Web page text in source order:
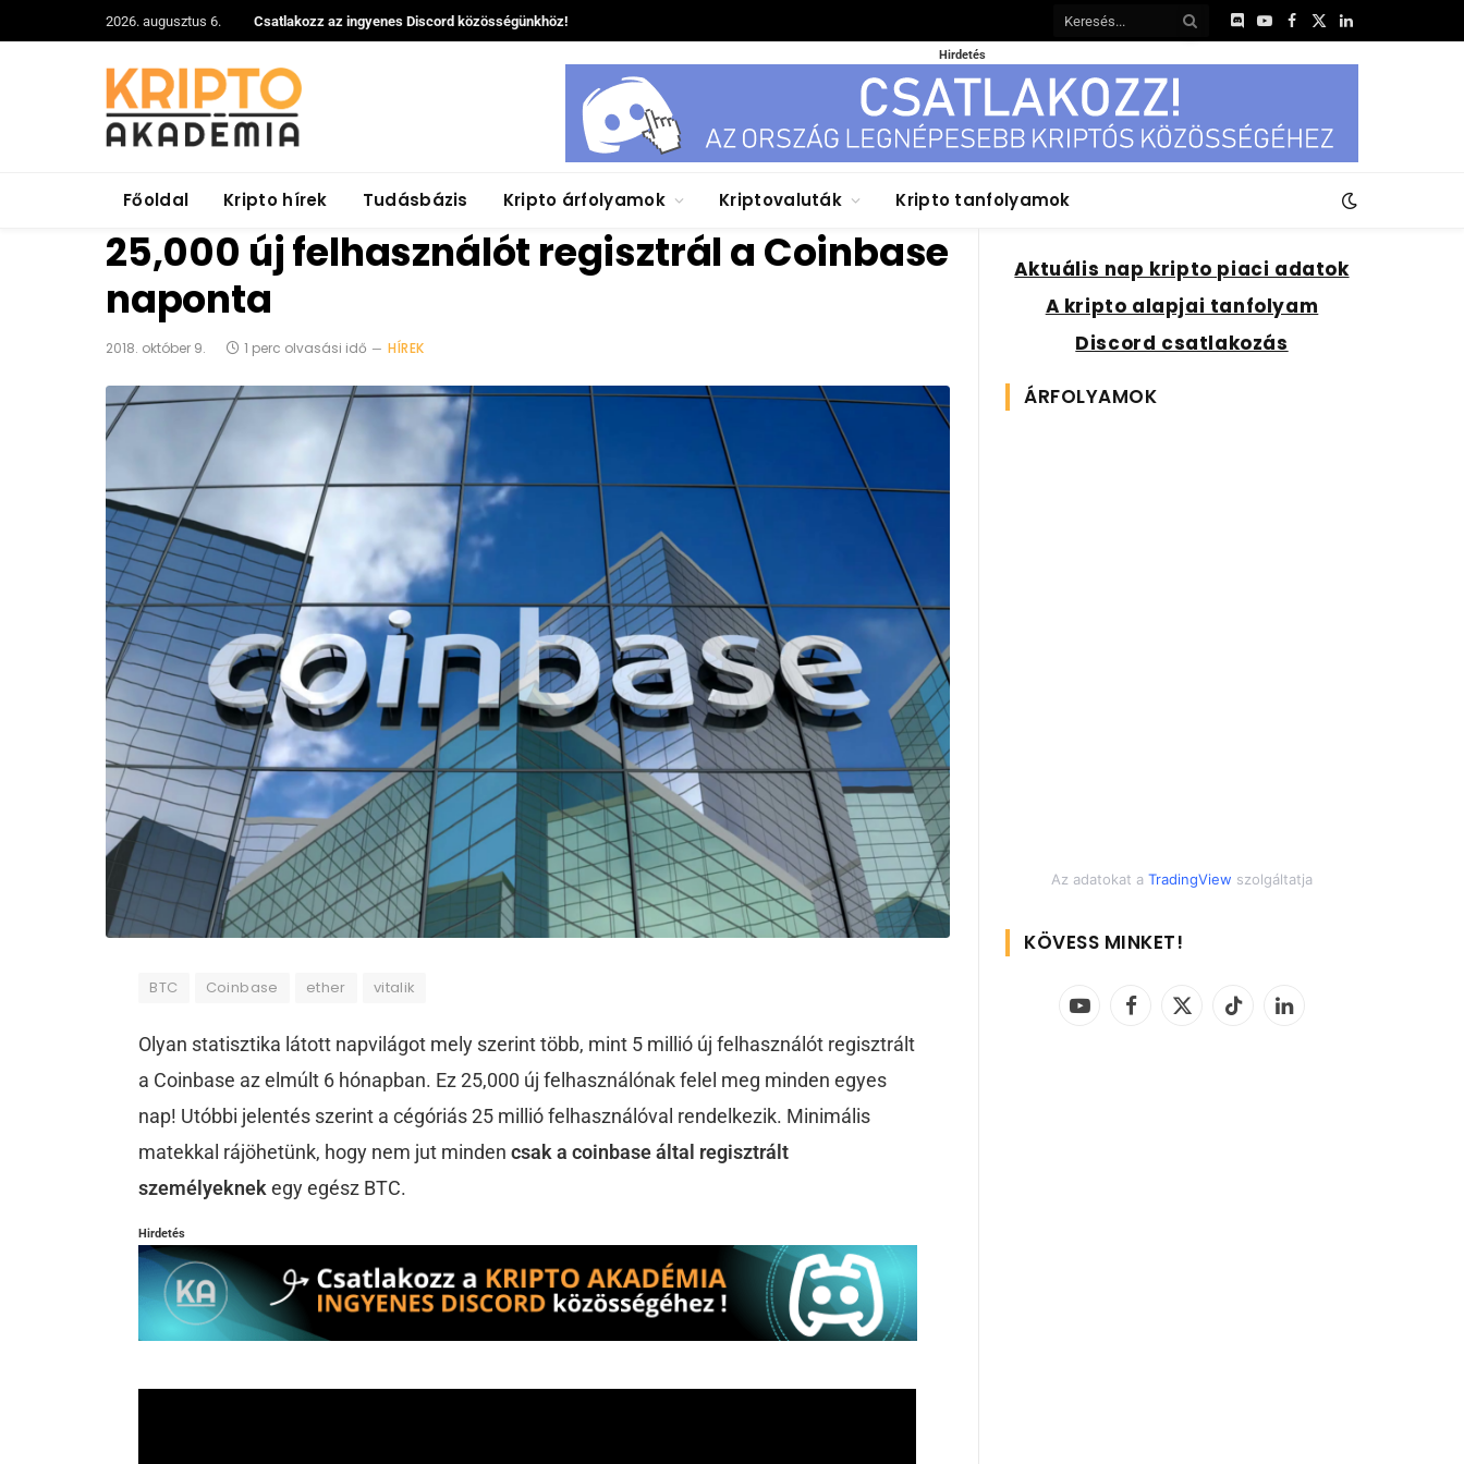
2026. augusztus 6. Csatlakozz az ingyenes Discord közösségünkhöz!
DiscordYouTube
Facebook
X
LinkedIn
Hirdetés
Főoldal Kripto hírek Tudásbázis Kripto árfolyamok Kriptovaluták Kripto tanfolyamok
25,000 új felhasználót regisztrál a Coinbase
naponta
2018. október 9. 1 perc olvasási idő HÍREK
BTC Coinbase ether vitalik
Olyan statisztika látott napvilágot mely szerint több, mint 5 millió új felhasználót regisztrált
a Coinbase az elmúlt 6 hónapban. Ez 25,000 új felhasználónak felel meg minden egyes
nap! Utóbbi jelentés szerint a cégóriás 25 millió felhasználóval rendelkezik. Minimális
matekkal rájöhetünk, hogy nem jut mindencsak a coinbase által regisztrált
személyeknek egy egész BTC.
Hirdetés
Aktuális nap kripto piaci adatok
A kripto alapjai tanfolyam
Discord csatlakozás
ÁRFOLYAMOK
Az adatokat a TradingView szolgáltatja
KÖVESS MINKET!
YouTubeFacebook
X
TikTok LinkedIn